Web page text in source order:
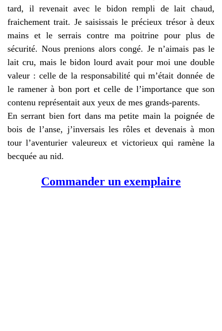
tard, il revenait avec le bidon rempli de lait chaud,
fraichement trait. Je saisissais le précieux trésor à deux
mains et le serrais contre ma poitrine pour plus de
sécurité. Nous prenions alors congé. Je n’aimais pas le
lait cru, mais le bidon lourd avait pour moi une double
valeur : celle de la responsabilité qui m’était donnée de
le ramener à bon port et celle de l’importance que son
contenu représentait aux yeux de mes grands-parents.
En serrant bien fort dans ma petite main la poignée de
bois de l’anse, j’inversais les rôles et devenais à mon
tour l’aventurier valeureux et victorieux qui ramène la
becquée au nid.
Commander un exemplaire